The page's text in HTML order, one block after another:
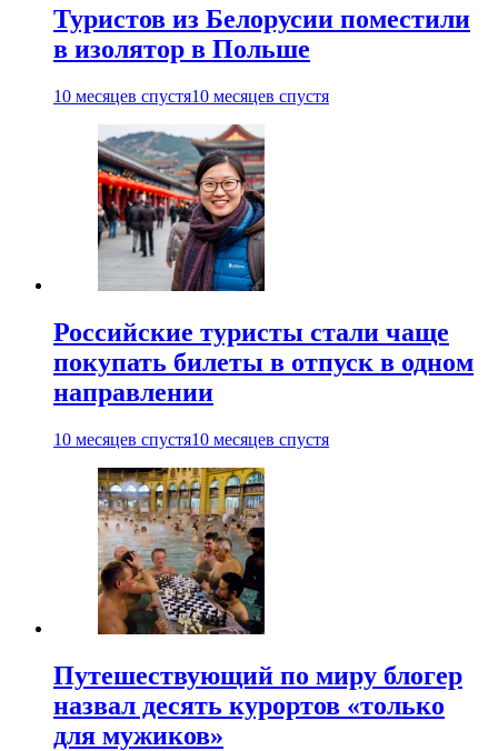
Туристов из Белорусии поместили
в изолятор в Польше
10 месяцев спустя10 месяцев спустя
Российские туристы стали чаще
покупать билеты в отпуск в одном
направлении
10 месяцев спустя10 месяцев спустя
Путешествующий по миру блогер
назвал десять курортов «только
для мужиков»